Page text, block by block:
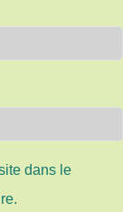
dans le